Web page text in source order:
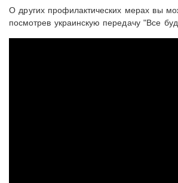
О других профилактических мерах вы
посмотрев украинскую передачу "Все